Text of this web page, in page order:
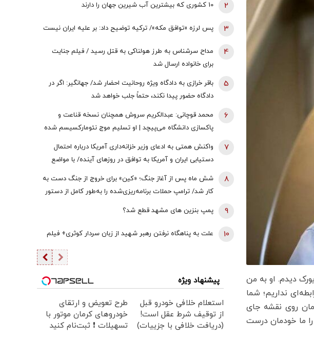
دیدم. او به من
نداریم؛ شما
روی نقشه جای
ما خودمان درست
10 کشوری که بیشترین آب شیرین جهان را دارند 2
پس لرزه «توافق مکه»/ ترکیه توضیح داد: بر علیه ایران نیست 3
مداح سرشناس به طرز هولناکی به قتل رسید / فیلم جنایت
برای خانواده ارسال شد
4
باقر خرازی به دادگاه ویژه روحانیت احضار شد/ جهانگیر: اگر در
دادگاه حضور پیدا نکند، حتماً جلب خواهد شد
5
محمد قوچانی: عبدالکریم سروش همچنان نسخه قناعت و
پاکسازی دانشگاه می‌پیچد | او تسلیم موج نئومارکسیسم شده
رقابتی را با برچسب کاپیتالیسم توضیح می‌دهد
6
واکنش همتی به ادعای وزیر خزانه‌داری آمریکا درباره احتمال
دستیابی ایران و آمریکا به توافق در روز‌های آینده/ با مواضع
قبلی وی درخصوص اقتصاد ایران در تعارض است
7
شش ماه پس از آغاز جنگ؛ «کین» برای خروج از جنگ دست به
کار شد/ ترامپ حملات برنامه‌ریزی‌شده را به‌طور کامل از دستور
خواستار آن نیست
8
پمپ بنزین های مشهد قطع شد؟ 9
علت به پناهگاه نرفتن رهبر شهید از زبان سردار کوثری+ فیلم 10
پیشنهاد ویژه
استعلام خلافی خودرو قبل
از توقیف شرط عقل است!
(دریافت خلافی با جزییات)
طرح تعویض و ارتقای
خودروهای کرمان موتور با
تسهیلات ❗ ثبت‌نام کنید